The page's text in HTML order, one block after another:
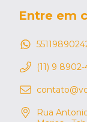
Entre em
(11) 9
Rua